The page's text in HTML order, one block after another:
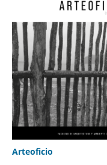
Arteoficio